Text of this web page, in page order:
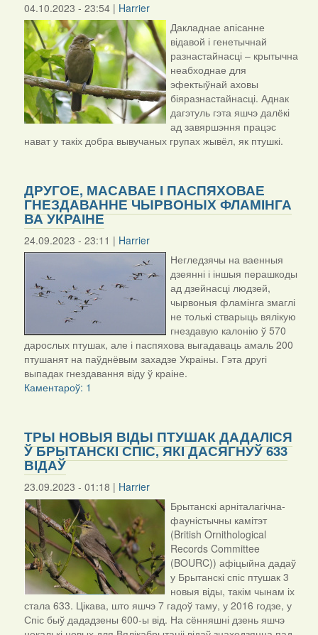
04.10.2023 - 23:54 | Harrier
Дакладнае апісанне
відавой і генетычнай
разнастайнасці – крытычна
неабходнае для
эфектыўнай аховы
біяразнастайнасці. Аднак
дагэтуль гэта яшчэ далёкі
ад завяршэння працэс
нават у такіх добра вывучаных групах жывёл, як птушкі.
ДРУГОЕ, МАСАВАЕ І ПАСПЯХОВАЕ
ГНЕЗДАВАННЕ ЧЫРВОНЫХ ФЛАМІНГА
ВА УКРАІНЕ
24.09.2023 - 23:11 | Harrier
Негледзячы на ваенныя
дзеянні і іншыя перашкоды
ад дзейнасці людзей,
чырвоныя фламінга змаглі
не толькі стварыць вялікую
гнездавую калонію ў 570
дарослых птушак, але і паспяхова выгадаваць амаль 200
птушанят на паўднёвым захадзе Украіны. Гэта другі
выпадак гнездавання віду ў краіне.
Каментароў: 1
ТРЫ НОВЫЯ ВІДЫ ПТУШАК ДАДАЛІСЯ
Ў БРЫТАНСКІ СПІС, ЯКІ ДАСЯГНУЎ 633
ВІДАЎ
23.09.2023 - 01:18 | Harrier
Брытанскі арніталагічна-
фауністычны камітэт
(British Ornithological
Records Committee
(BOURC)) афіцыйна дадаў
у Брытанскі спіс птушак 3
новыя віды, такім чынам іх
стала 633. Цікава, што яшчэ 7 гадоў таму, у 2016 годзе, у
Спіс быў дададзены 600-ы від. На сённяшні дзень яшчэ